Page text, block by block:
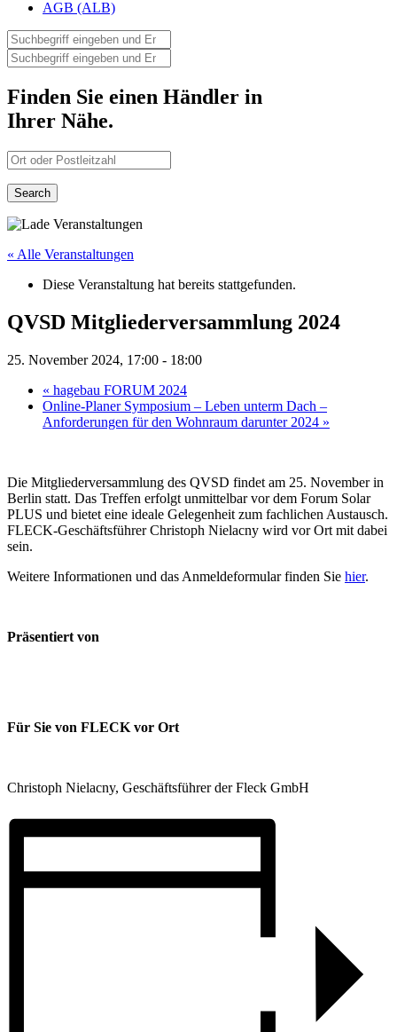
AGB (ALB)
Finden Sie einen Händler in
Ihrer Nähe.
« Alle Veranstaltungen
Diese Veranstaltung hat bereits stattgefunden.
QVSD Mitgliederversammlung 2024
25. November 2024, 17:00 - 18:00
« hagebau FORUM 2024
Online-Planer Symposium – Leben unterm Dach –
Anforderungen für den Wohnraum darunter 2024 »
Die Mitgliederversammlung des QVSD findet am 25. November in
Berlin statt. Das Treffen erfolgt unmittelbar vor dem Forum Solar
PLUS und bietet eine ideale Gelegenheit zum fachlichen Austausch.
FLECK-Geschäftsführer Christoph Nielacny wird vor Ort mit dabei
sein.
Weitere Informationen und das Anmeldeformular finden Sie hier.
Präsentiert von
Für Sie von FLECK vor Ort
Christoph Nielacny, Geschäftsführer der Fleck GmbH